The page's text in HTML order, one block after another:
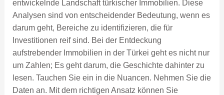
entwickelnde Landschaft türkischer Immobilien. Diese
Analysen sind von entscheidender Bedeutung, wenn es
darum geht, Bereiche zu identifizieren, die für
Investitionen reif sind. Bei der Entdeckung
aufstrebender Immobilien in der Türkei geht es nicht nur
um Zahlen; Es geht darum, die Geschichte dahinter zu
lesen. Tauchen Sie ein in die Nuancen. Nehmen Sie die
Daten an. Mit dem richtigen Ansatz können Sie